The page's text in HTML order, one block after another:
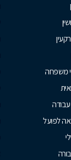
משפחה
עבודה
לפועל